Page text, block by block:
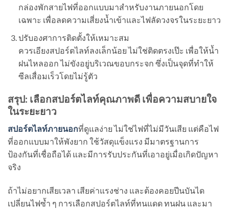
กล่องพักสายไฟที่ออกแบบมาสำหรับงานภายนอกโดย
เฉพาะ เพื่อลดความเสี่ยงน้ำเข้าและไฟลัดวงจรในระยะยาว
ปรับองศาการติดตั้งให้เหมาะสม
ควรเอียงสปอร์ตไลท์ลงเล็กน้อย ไม่ใช่ติดตรงเป๊ะ เพื่อให้น้ำ
ฝนไหลออก ไม่ขังอยู่บริเวณขอบกระจก ซึ่งเป็นจุดที่ทำให้
ซีลเสื่อมเร็วโดยไม่รู้ตัว
สรุป: เลือกสปอร์ตไลท์คุณภาพดี เพื่อความสบายใจ
ในระยะยาว
สปอร์ตไลท์ภายนอกที่ดูแลง่าย ไม่ใช่ไฟที่ไม่มีวันเสีย แต่คือไฟ
ที่ออกแบบมาให้พังยาก ใช้วัสดุแข็งแรง มีมาตรฐานการ
ป้องกันที่เชื่อถือได้ และมีการรับประกันที่เอาอยู่เมื่อเกิดปัญหา
จริง
ถ้าไม่อยากเสียเวลา เสียค่าแรงช่าง และต้องคอยปีนบันได
เปลี่ยนไฟซ้ำ ๆ การเลือกสปอร์ตไลท์ที่ทนแดด ทนฝน และมา